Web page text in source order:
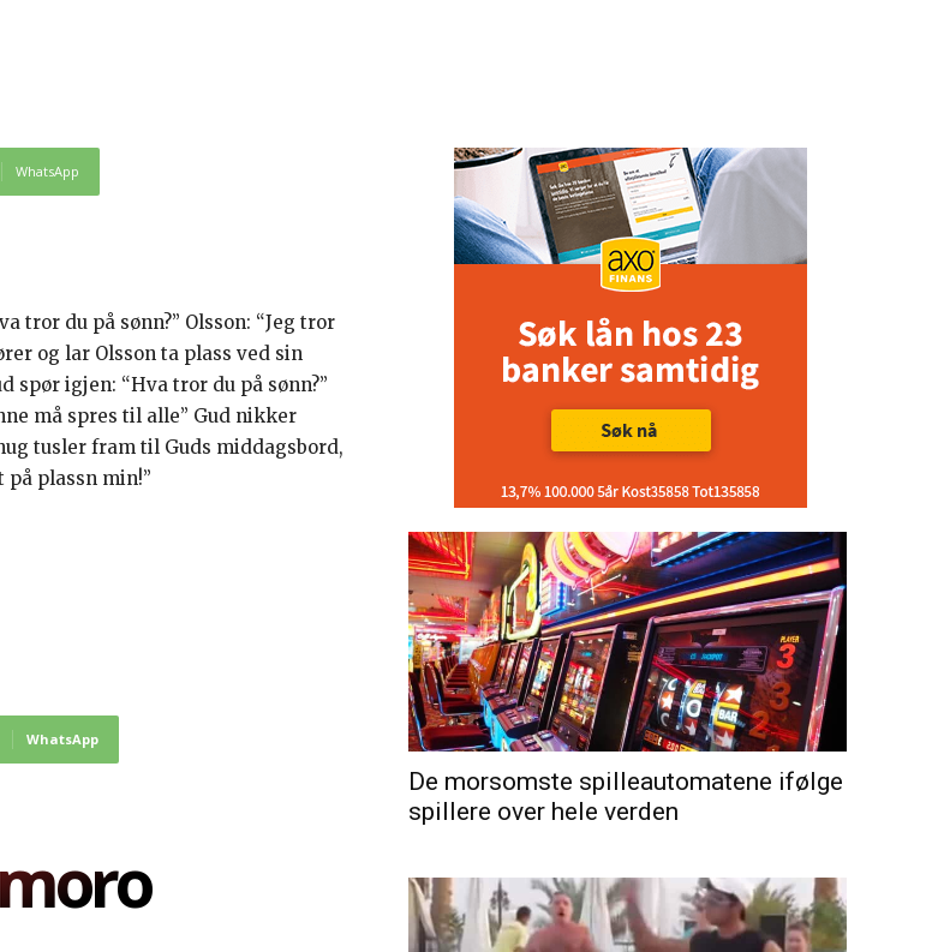
WhatsApp
tror du på sønn?” Olsson: “Jeg tror
og lar Olsson ta plass ved sin
spør igjen: “Hva tror du på sønn?”
må spres til alle” Gud nikker
tusler fram til Guds middagsbord,
på plassn min!”
WhatsApp
De morsomste spilleautomatene ifølge
spillere over hele verden